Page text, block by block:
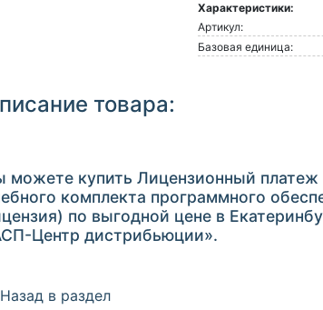
Характеристики:
Артикул:
Базовая единица:
товара:
можете купить Лицензионный платеж
комплекта программного
по выгодной цене в
Центр дистрибьюции».
Назад в раздел